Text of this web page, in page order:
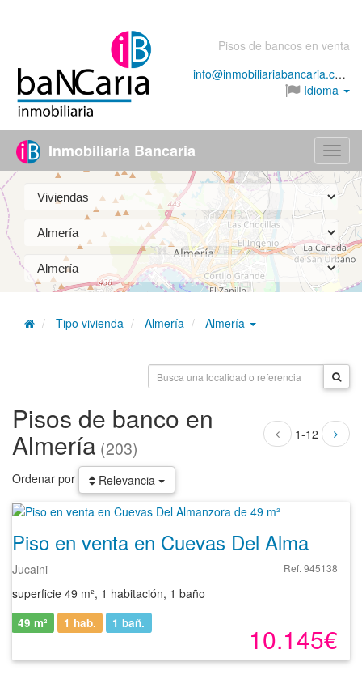
Pisos de bancos en venta
info@inmobiliariabancaria.com
Idioma
Menú
Inmobiliaria Bancaria
Tipo vivienda Almería Almería
1-12
Pisos de banco en
Almería (203)
Ordenar por Relevancia
Jucaini Ref. 945138
superficie 49 m², 1 habitación, 1 baño
10.145€
49 m² 1 hab. 1 bañ.